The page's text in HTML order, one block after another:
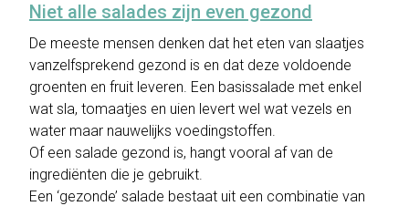
Niet alle salades zijn even gezond
De meeste mensen denken dat het eten van slaatjes
vanzelfsprekend gezond is en dat deze voldoende
groenten en fruit leveren. Een basissalade met enkel
wat sla, tomaatjes en uien levert wel wat vezels en
water maar nauwelijks voedingstoffen.
Of een salade gezond is, hangt vooral af van de
ingrediënten die je gebruikt.
Een ‘gezonde’ salade bestaat uit een combinatie van